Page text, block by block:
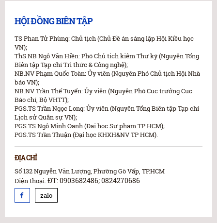
HỘI ĐỒNG BIÊN TẬP
TS Phan Tử Phùng: Chủ tịch (Chủ Đề án sáng lập Hội Kiều học
VN);
ThS.NB Ngô Văn Hiền: Phó Chủ tịch kiêm Thư ký (Nguyên Tổng
Biên tập Tạp chí Tri thức & Công nghệ);
NB.NV Phạm Quốc Toàn: Ủy viên (Nguyên Phó Chủ tịch Hội Nhà
báo VN);
NB.NV Trần Thế Tuyển: Ủy viên (Nguyên Phó Cục trưởng Cục
Báo chí, Bộ VHTT);
PGS.TS Trần Ngọc Long: Ủy viên (Nguyên Tổng Biên tập Tạp chí
Lịch sử Quân sự VN);
PGS.TS Ngô Minh Oanh (Đại học Sư phạm TP HCM);
PGS.TS Trần Thuận (Đại học KHXH&NV TP HCM).
ĐỊA CHỈ
Số 132 Nguyễn Văn Lượng, Phường Gò Vấp, TP.HCM
Điện thoại:ĐT: 0903682486; 0824270686
zalo